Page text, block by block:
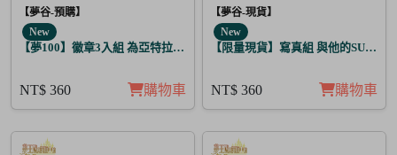
【夢谷-預購】
New
【夢100】徽章3入組 為亞特拉斯的聖夜點燃夢之火 丁
NT$ 360 購物車
【夢谷-現貨】
New
【限量現貨】寫真組 與他的
NT$ 360 購物車